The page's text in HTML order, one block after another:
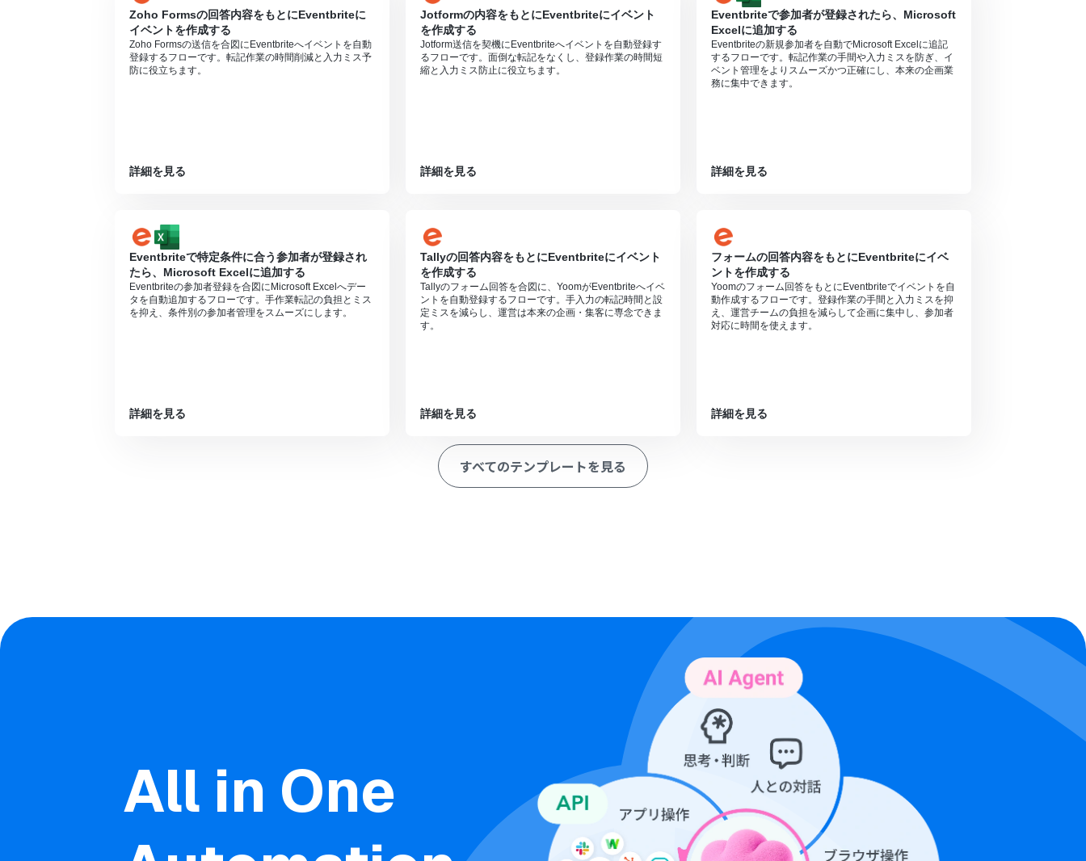
ることができます。
Zoho Formsの回答内容をもとにEventbriteに
イベントを作成する
Zoho Formsの送信を合図にEventbriteへイベントを自動
登録するフローです。転記作業の時間削減と入力ミス予
防に役立ちます。
詳細を見る
Jotformの内容をもとにEventbriteにイベント
を作成する
Jotform送信を契機にEventbriteへイベントを自動登録す
るフローです。面倒な転記をなくし、登録作業の時間短
縮と入力ミス防止に役立ちます。
詳細を見る
Eventbriteで参加者が登録されたら、Microsoft
Excelに追加する
Eventbriteの新規参加者を自動でMicrosoft Excelに追記
するフローです。転記作業の手間や入力ミスを防ぎ、イ
ベント管理をよりスムーズかつ正確にし、本来の企画業
務に集中できます。
詳細を見る
Eventbriteで特定条件に合う参加者が登録され
たら、Microsoft Excelに追加する
Eventbriteの参加者登録を合図にMicrosoft Excelへデー
タを自動追加するフローです。手作業転記の負担とミス
を抑え、条件別の参加者管理をスムーズにします。
詳細を見る
Tallyの回答内容をもとにEventbriteにイベント
を作成する
Tallyのフォーム回答を合図に、YoomがEventbriteへイベ
ントを自動登録するフローです。手入力の転記時間と設
定ミスを減らし、運営は本来の企画・集客に専念できま
す。
詳細を見る
フォームの回答内容をもとにEventbriteにイベ
ントを作成する
Yoomのフォーム回答をもとにEventbriteでイベントを自
動作成するフローです。登録作業の手間と入力ミスを抑
え、運営チームの負担を減らして企画に集中し、参加者
対応に時間を使えます。
詳細を見る
すべてのテンプレートを見る
All in One